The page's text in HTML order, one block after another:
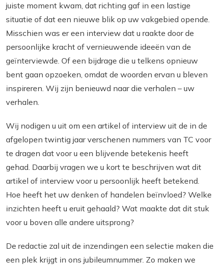
juiste moment kwam, dat richting gaf in een lastige
situatie of dat een nieuwe blik op uw vakgebied opende.
Misschien was er een interview dat u raakte door de
persoonlijke kracht of vernieuwende ideeën van de
geïnterviewde. Of een bijdrage die u telkens opnieuw
bent gaan opzoeken, omdat de woorden ervan u bleven
inspireren. Wij zijn benieuwd naar die verhalen – uw
verhalen.
Wij nodigen u uit om een artikel of interview uit de in de
afgelopen twintig jaar verschenen nummers van TC voor
te dragen dat voor u een blijvende betekenis heeft
gehad. Daarbij vragen we u kort te beschrijven wat dit
artikel of interview voor u persoonlijk heeft betekend.
Hoe heeft het uw denken of handelen beïnvloed? Welke
inzichten heeft u eruit gehaald? Wat maakte dat dit stuk
voor u boven alle andere uitsprong?
De redactie zal uit de inzendingen een selectie maken die
een plek krijgt in ons jubileumnummer. Zo maken we